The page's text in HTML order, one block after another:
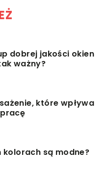
dobrej jakości okien
ważny?
które wpływa
kolorach są modne?